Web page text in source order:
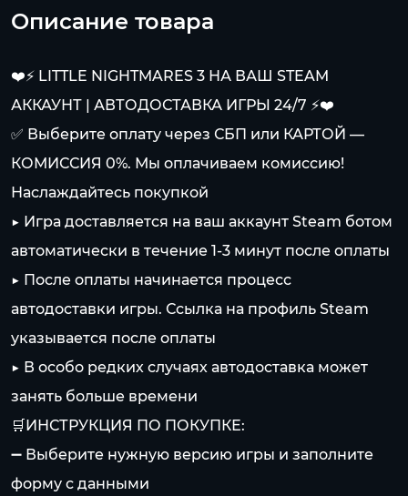
Описание товара
❤️⚡️ LITTLE NIGHTMARES 3 НА ВАШ STEAM
АККАУНТ | АВТОДОСТАВКА ИГРЫ 24/7 ⚡️❤️
✅ Выберите оплату через СБП или КАРТОЙ —
КОМИССИЯ 0%. Мы оплачиваем комиссию!
Наслаждайтесь покупкой
▶️ Игра доставляется на ваш аккаунт Steam ботом
автоматически в течение 1-3 минут после оплаты
▶️ После оплаты начинается процесс
автодоставки игры. Ссылка на профиль Steam
указывается после оплаты
▶️ В особо редких случаях автодоставка может
занять больше времени
🛒ИНСТРУКЦИЯ ПО ПОКУПКЕ:
➖ Выберите нужную версию игры и заполните
форму с данными